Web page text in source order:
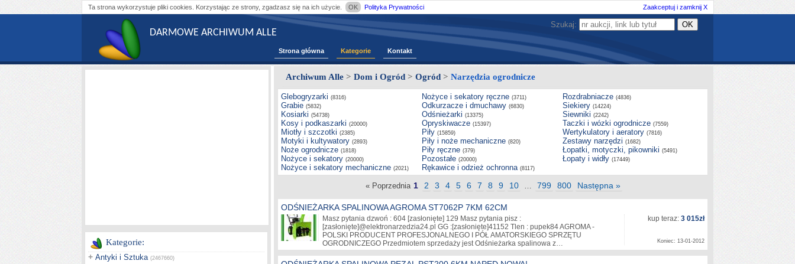
Ta strona wykorzystuje pliki cookies. Korzystając ze strony, zgadzasz się na ich użycie. OK Polityka Prywatności Zaakceptuj i zamknij X
DARMOWE ARCHIWUM ALLE
Strona główna Kategorie Kontakt
Szukaj:
Kategorie:
+ Antyki i Sztuka (2467660)
Archiwum Alle > Dom i Ogród > Ogród > Narzędzia ogrodnicze
Glebogryzarki (8316)
Grabie (5832)
Kosiarki (54738)
Kosy i podkaszarki (20000)
Miotły i szczotki (2385)
Motyki i kultywatory (2893)
Noże ogrodnicze (1818)
Nożyce i sekatory (20000)
Nożyce i sekatory mechaniczne (2021)
Nożyce i sekatory ręczne (3711)
Odkurzacze i dmuchawy (6830)
Odśnieżarki (13375)
Opryskiwacze (15397)
Piły (15859)
Piły i noże mechaniczne (820)
Piły ręczne (379)
Pozostałe (20000)
Rękawice i odzież ochronna (8117)
Rozdrabniacze (4836)
Siekiery (14224)
Siewniki (2242)
Taczki i wózki ogrodnicze (7559)
Wertykulatory i aeratory (7816)
Zestawy narzędzi (1682)
Łopatki, motyczki, pikowniki (5491)
Łopaty i widły (17449)
« Poprzednia 1 2 3 4 5 6 7 8 9 10 … 799 800 Następna »
ODŚNIEŻARKA SPALINOWA AGROMA ST7062P 7KM 62CM
Masz pytania dzwoń : 604 [zasłonięte] 129 Masz pytania pisz :
[zasłonięte]@elektronarzedzia24.pl GG :[zasłonięte]41152 Tlen : pupek84 AGROMA -
POLSKI PRODUCENT PROFESJONALNEGO I PÓŁ AMATORSKIEGO SPRZĘTU
OGRODNICZEGO Przedmiotem sprzedaży jest Odśnieżarka spalinowa z…
kup teraz: 3 015zł
Koniec: 13-01-2012